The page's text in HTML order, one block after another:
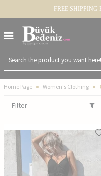
FREE SHIPPING
Home Page Women's Clothing
Filter